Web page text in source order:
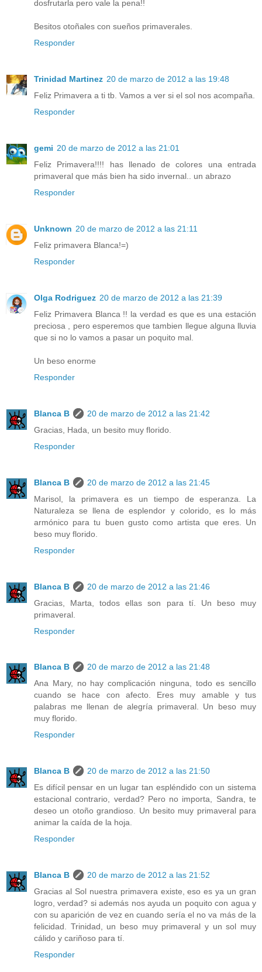
dosfrutarla pero vale la pena!!
Besitos otoñales con sueños primaverales.
Responder
Trinidad Martinez 20 de marzo de 2012 a las 19:48
Feliz Primavera a ti tb. Vamos a ver si el sol nos acompaña.
Responder
gemi 20 de marzo de 2012 a las 21:01
Feliz Primavera!!!! has llenado de colores una entrada
primaveral que más bien ha sido invernal.. un abrazo
Responder
Unknown 20 de marzo de 2012 a las 21:11
Feliz primavera Blanca!=)
Responder
Olga Rodriguez 20 de marzo de 2012 a las 21:39
Feliz Primavera Blanca !! la verdad es que es una estación
preciosa , pero esperemos que tambien llegue alguna lluvia
que si no lo vamos a pasar un poquito mal.
Un beso enorme
Responder
Blanca B
20 de marzo de 2012 a las 21:42
Gracias, Hada, un besito muy florido.
Responder
Blanca B
20 de marzo de 2012 a las 21:45
Marisol, la primavera es un tiempo de esperanza. La
Naturaleza se llena de esplendor y colorido, es lo más
armónico para tu buen gusto como artista que eres. Un
beso muy florido.
Responder
Blanca B
20 de marzo de 2012 a las 21:46
Gracias, Marta, todos ellas son para tí. Un beso muy
primaveral.
Responder
Blanca B
20 de marzo de 2012 a las 21:48
Ana Mary, no hay complicación ninguna, todo es sencillo
cuando se hace con afecto. Eres muy amable y tus
palabras me llenan de alegría primaveral. Un beso muy
muy florido.
Responder
Blanca B
20 de marzo de 2012 a las 21:50
Es difícil pensar en un lugar tan espléndido con un sistema
estacional contrario, verdad? Pero no importa, Sandra, te
deseo un otoño grandioso. Un besito muy primaveral para
animar la caída de la hoja.
Responder
Blanca B
20 de marzo de 2012 a las 21:52
Gracias al Sol nuestra primavera existe, eso es ya un gran
logro, verdad? si además nos ayuda un poquito con agua y
con su aparición de vez en cuando sería el no va más de la
felicidad. Trinidad, un beso muy primaveral y un sol muy
cálido y cariñoso para tí.
Responder